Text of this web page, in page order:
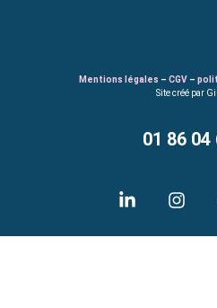
Mentions légales – CGV –
Site créé par
01 86 04